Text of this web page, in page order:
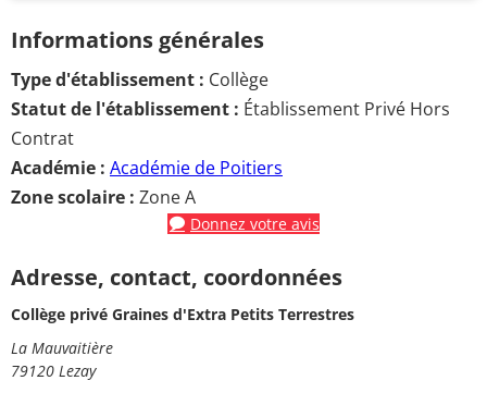
Informations générales
Type d'établissement : Collège
Statut de l'établissement : Établissement Privé Hors
Contrat
Académie : Académie de Poitiers
Zone scolaire : Zone A
Donnez votre avis
Adresse, contact, coordonnées
Collège privé Graines d'Extra Petits Terrestres
La Mauvaitière
79120 Lezay